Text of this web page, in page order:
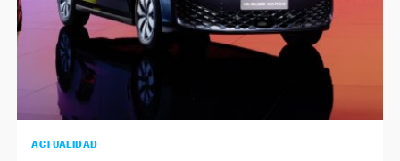
ACTUALIDAD